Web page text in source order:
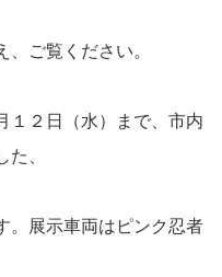
、ご覧ください。
１２日（水）まで、市内
、
。展示車両はピンク忍者